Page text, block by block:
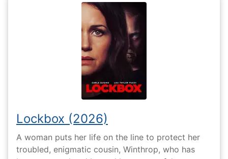
Lockbox (2026)
A woman puts her life on the line to protect her
troubled, enigmatic cousin, Winthrop, who has